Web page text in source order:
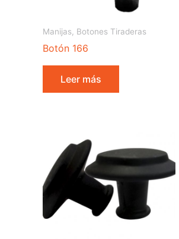
Manijas, Botones Tiraderas
Botón 166
Leer más